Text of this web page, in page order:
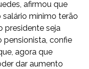
afirmou que
mínimo terão
presidente seja
pensionista, confie
agora que
dar aumento